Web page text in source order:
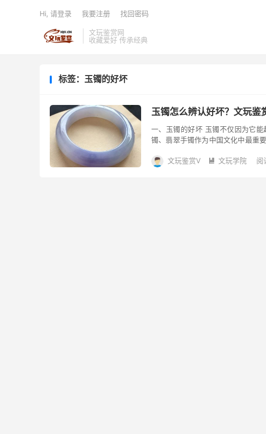
文玩鉴赏网
收藏爱好 传承经典
Hi, 请登录 我要注册 找回密码
标签：玉镯的好坏
玉镯怎么辨认好坏？文玩鉴
一、玉镯的好坏 玉镯不仅因为它
镯、翡翠手镯作为中国文化中最重
重...
文玩鉴赏V  文玩学院 阅